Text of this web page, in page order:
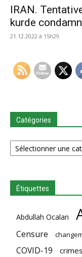
IRAN.
kurde
21.12.2022 à 15h29
Catégories
Catégories
Étiquettes
Abdullah Ocalan
Censure
COVID-19